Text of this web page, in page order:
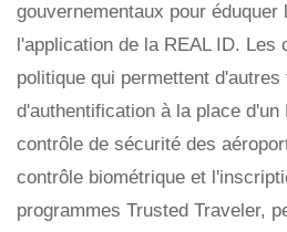
gouvernementaux pour
l'application de la REAL ID. Les
politique qui permettent d'autres
d'authentification à la place
contrôle de sécurité des
contrôle biométrique et
programmes Trusted Traveler,